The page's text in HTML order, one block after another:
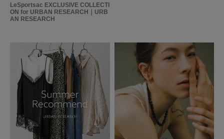
LeSportsac EXCLUSIVE COLLECTI
ON for URBAN RESEARCH｜URB
AN RESEARCH